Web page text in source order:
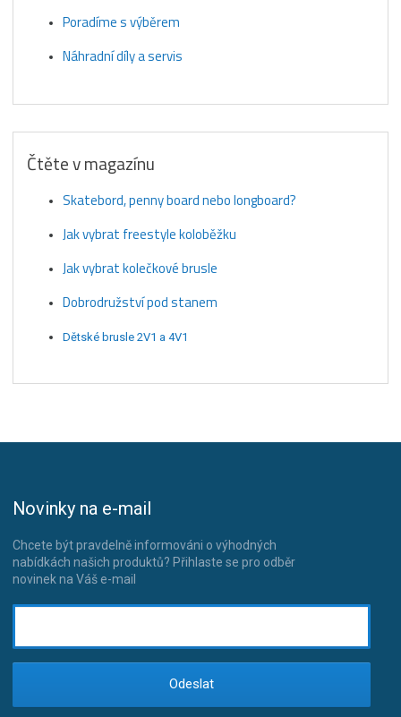
Poradíme s výběrem
Náhradní díly a servis
Čtěte v magazínu
Skatebord, penny board nebo longboard?
Jak vybrat freestyle koloběžku
Jak vybrat kolečkové brusle
Dobrodružství pod stanem
Dětské brusle 2V1 a 4V1
Novinky na e-mail
Chcete být pravdelně informováni o výhodných
nabídkách našich produktů? Přihlaste se pro odběr
novinek na Váš e-mail
Odeslat